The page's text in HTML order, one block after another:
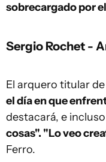
sobrecargado por
Sergio Rochet -
El arquero titular
el día en que
destacará, e incluso
cosas". "Lo veo
Ferro.